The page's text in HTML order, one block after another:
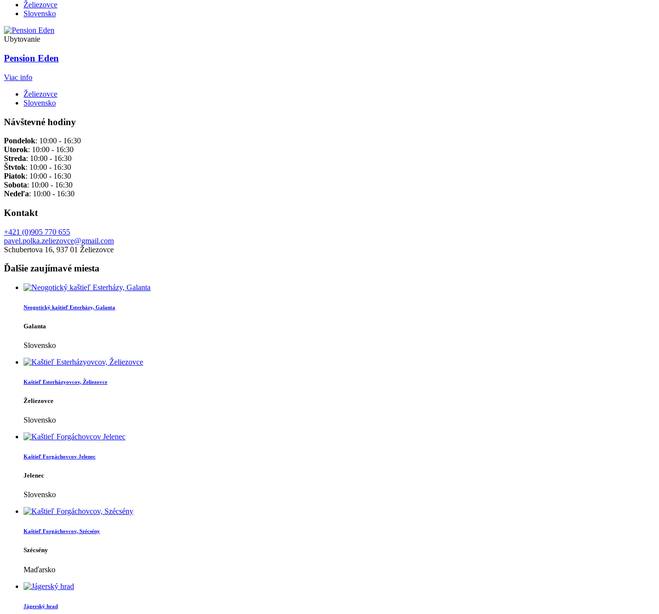
Želiezovce
Slovensko
Ubytovanie
Pension Eden
Viac info
Želiezovce
Slovensko
Návštevné hodiny
Pondelok: 10:00 - 16:30
Utorok: 10:00 - 16:30
Streda: 10:00 - 16:30
Štvtok: 10:00 - 16:30
Piatok: 10:00 - 16:30
Sobota: 10:00 - 16:30
Nedeľa: 10:00 - 16:30
Kontakt
+421 (0)905 770 655
pavel.polka.zeliezovce@gmail.com
Schubertova 16, 937 01 Želiezovce
Ďalšie zaujímavé miesta
Neogotický kaštieľ Esterházy, Galanta
Galanta
Slovensko
Kaštieľ Esterházyovcov, Želiezovce
Želiezovce
Slovensko
Kaštieľ Forgáchovcov Jelenec
Jelenec
Slovensko
Kaštieľ Forgáchovcov, Szécsény
Szécsény
Maďarsko
Jágerský hrad